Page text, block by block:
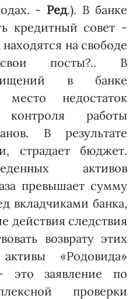
- Ред.). В банке
кредитный совет -
на свободе
посты?.. В
в банке
недостаток
работы
В результате
страдает бюджет.
активов
превышает сумму
вкладчиками банка,
действия следствия
возврату этих
«Ро­довида»
это заявление по
проверки